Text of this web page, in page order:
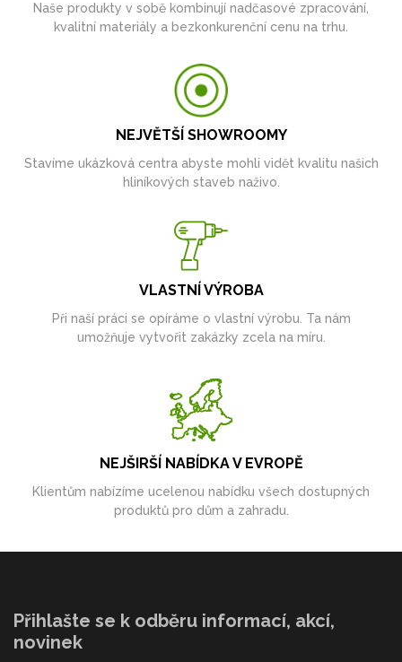
Naše produkty v sobě kombinují nadčasové zpracování,
kvalitní materiály a bezkonkurenční cenu na trhu.
NEJVĚTŠÍ SHOWROOMY
Stavíme ukázková centra abyste mohli vidět kvalitu našich
hliníkových staveb naživo.
VLASTNÍ VÝROBA
Při naší práci se opíráme o vlastní výrobu. Ta nám
umožňuje vytvořit zakázky zcela na míru.
NEJŠIRŠÍ NABÍDKA V EVROPĚ
Klientům nabízíme ucelenou nabídku všech dostupných
produktů pro dům a zahradu.
Přihlašte se k odběru informací, akcí,
novinek